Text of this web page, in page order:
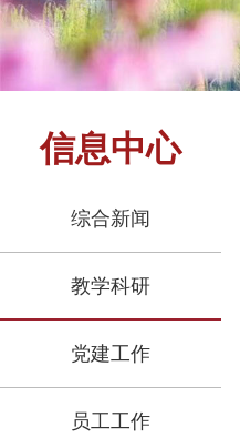
信息中心
综合新闻
教学科研
党建工作
员工工作